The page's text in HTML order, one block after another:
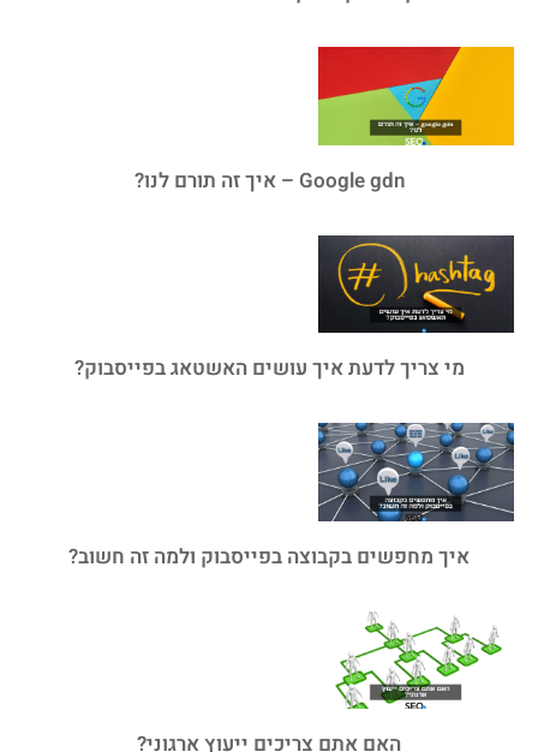
Google gdn – איך זה תורם לנו?
מי צריך לדעת איך עושים האשטאג בפייסבוק?
איך מחפשים בקבוצה בפייסבוק ולמה זה חשוב?
האם אתם צריכים ייעוץ ארגוני?